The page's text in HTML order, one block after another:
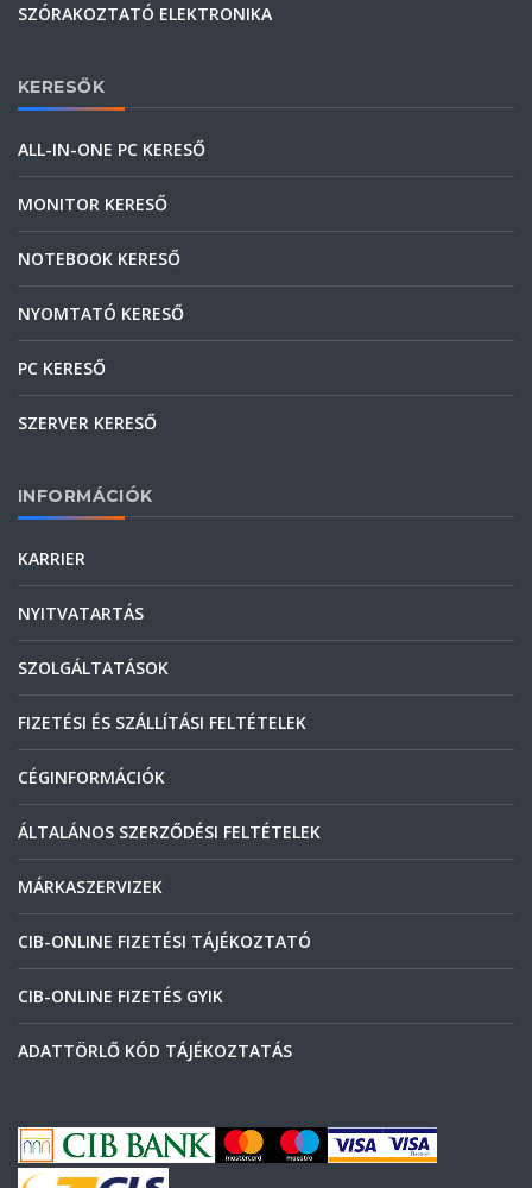
SZÓRAKOZTATÓ ELEKTRONIKA
KERESŐK
ALL-IN-ONE PC KERESŐ
MONITOR KERESŐ
NOTEBOOK KERESŐ
NYOMTATÓ KERESŐ
PC KERESŐ
SZERVER KERESŐ
INFORMÁCIÓK
KARRIER
NYITVATARTÁS
SZOLGÁLTATÁSOK
FIZETÉSI ÉS SZÁLLÍTÁSI FELTÉTELEK
CÉGINFORMÁCIÓK
ÁLTALÁNOS SZERZŐDÉSI FELTÉTELEK
MÁRKASZERVIZEK
CIB-ONLINE FIZETÉSI TÁJÉKOZTATÓ
CIB-ONLINE FIZETÉS GYIK
ADATTÖRLŐ KÓD TÁJÉKOZTATÁS